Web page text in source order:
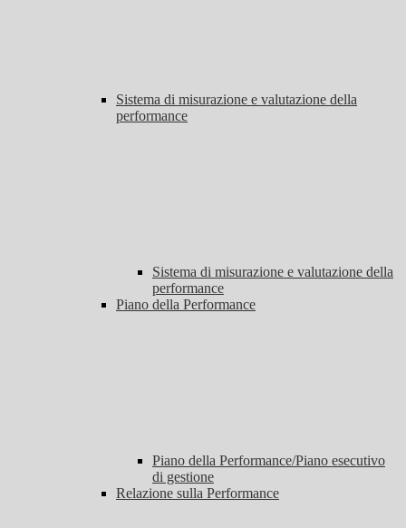
Sistema di misurazione e valutazione della
performance
Sistema di misurazione e valutazione della
performance
Piano della Performance
Piano della Performance/Piano esecutivo
di gestione
Relazione sulla Performance